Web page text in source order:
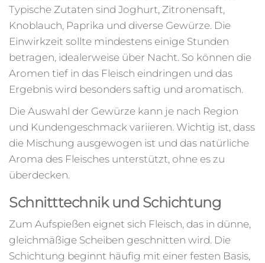
Typische Zutaten sind Joghurt, Zitronensaft,
Knoblauch, Paprika und diverse Gewürze. Die
Einwirkzeit sollte mindestens einige Stunden
betragen, idealerweise über Nacht. So können die
Aromen tief in das Fleisch eindringen und das
Ergebnis wird besonders saftig und aromatisch.
Die Auswahl der Gewürze kann je nach Region
und Kundengeschmack variieren. Wichtig ist, dass
die Mischung ausgewogen ist und das natürliche
Aroma des Fleisches unterstützt, ohne es zu
überdecken.
Schnitttechnik und Schichtung
Zum Aufspießen eignet sich Fleisch, das in dünne,
gleichmäßige Scheiben geschnitten wird. Die
Schichtung beginnt häufig mit einer festen Basis,